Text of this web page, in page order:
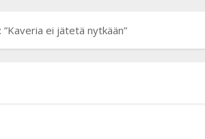
ei jätetä nytkään”